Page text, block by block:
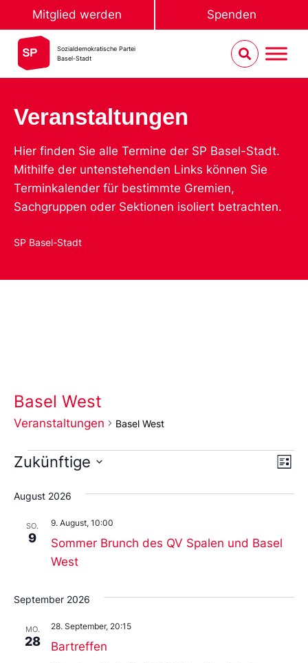
Mitglied werden Spenden
Sozialdemokratische Partei
Basel-Stadt
Veranstaltungen
Hier finden Sie alle Termine der SP Basel-Stadt.
Mithilfe der untenstehenden Links können Sie
Terminkalender für bestimmte Gremien,
Sachgruppen oder Sektionen isoliert betrachten.
SP Basel-Stadt
Basel West
Veranstaltungen Basel West
Liste
Zukünftige
Sie
das
aus.
August 2026
SO.
9
Sommer Brunch des QV Spalen und Basel
West
9. August, 10:00
September 2026
MO.
28 Bartreffen
28. September, 20:15